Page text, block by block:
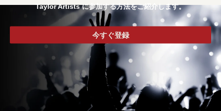
Taylor Artists に参加する方法をご紹介します。
今すぐ登録